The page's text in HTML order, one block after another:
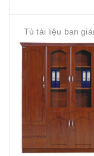
Tủ tài liệu ban